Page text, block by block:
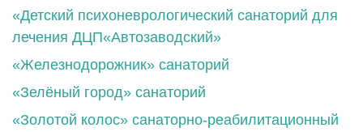
«Детский психоневрологический санаторий для
лечения ДЦП«Автозаводский»
«Железнодорожник» санаторий
«Зелёный город» санаторий
«Золотой колос» санаторно-реабилитационный